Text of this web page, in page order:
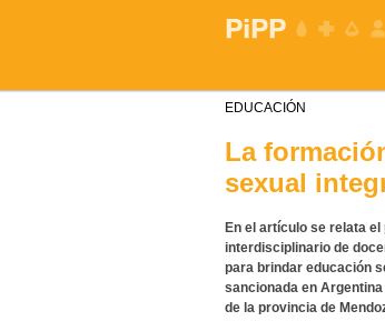
EDUCACIÓN
La
sexual
En el artículo se relata
interdisciplinario de
para brindar educación
sancionada en
de la provincia de